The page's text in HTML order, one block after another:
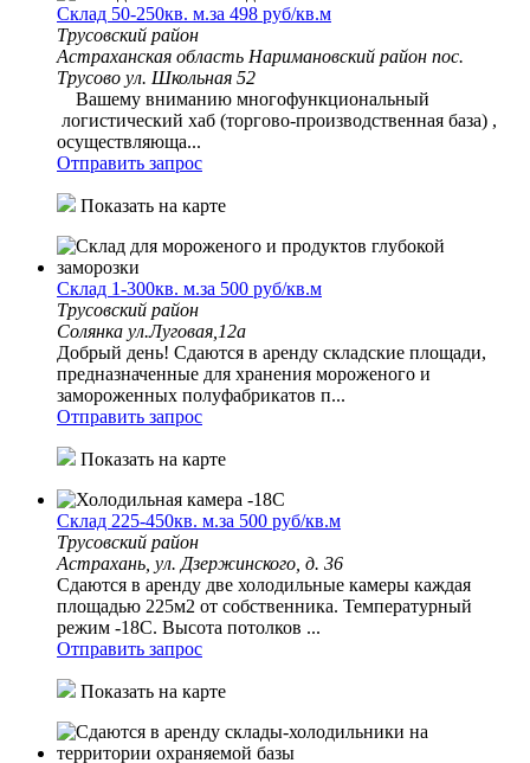
Склад 50-250кв. м.за 498 руб/кв.м
Трусовский район
Астраханская область Наримановский район пос.
Трусово ул. Школьная 52
Вашему вниманию многофункциональный
логистический хаб (торгово-производственная база) ,
осуществляюща...
Отправить запрос
Показать на карте
Склад 1-300кв. м.за 500 руб/кв.м
Трусовский район
Солянка ул.Луговая,12а
Добрый день! Сдаются в аренду складские площади,
предназначенные для хранения мороженого и
замороженных полуфабрикатов п...
Отправить запрос
Показать на карте
Склад 225-450кв. м.за 500 руб/кв.м
Трусовский район
Астрахань, ул. Дзержинского, д. 36
Сдаются в аренду две холодильные камеры каждая
площадью 225м2 от собственника. Температурный
режим -18С. Высота потолков ...
Отправить запрос
Показать на карте